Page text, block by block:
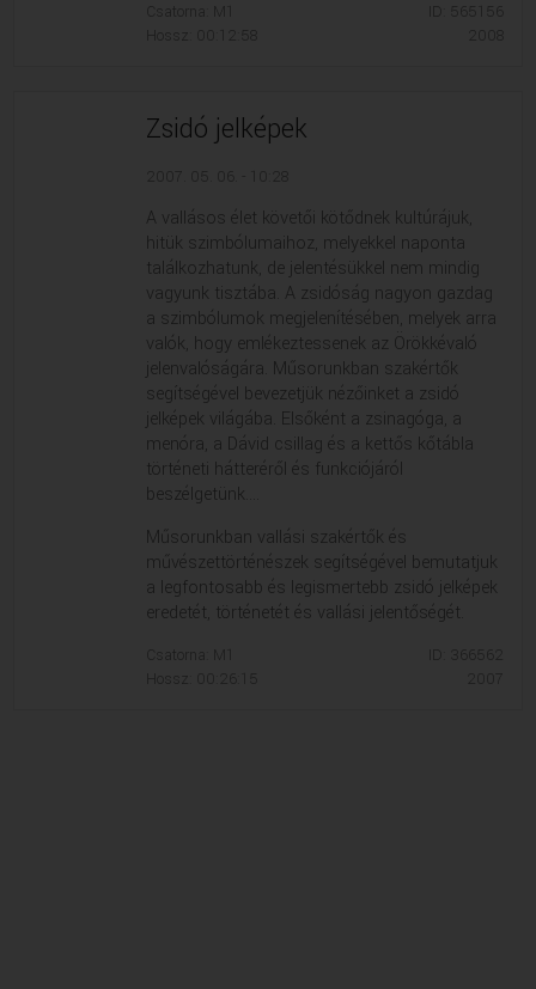
Csatorna: M1
Hossz: 00:12:58
Zsidó jelképek
2007. 05. 06. - 10:28
A vallásos élet követői kötődnek kultúrájuk,
hitük szimbólumaihoz, melyekkel naponta
találkozhatunk, de jelentésükkel nem mindig
vagyunk tisztába. A zsidóság nagyon gazdag
a szimbólumok megjelenítésében, melyek arra
valók, hogy emlékeztessenek az Örökkévaló
jelenvalóságára. Műsorunkban szakértők
segítségével bevezetjük nézőinket a zsidó
jelképek világába. Elsőként a zsinagóga, a
menóra, a Dávid csillag és a kettős kőtábla
történeti hátteréről és funkciójáról
beszélgetünk....
Műsorunkban vallási szakértők és
művészettörténészek segítségével bemutatjuk
a legfontosabb és legismertebb zsidó jelképek
eredetét, történetét és vallási jelentőségét.
Csatorna: M1
Hossz: 00:26:15
2007